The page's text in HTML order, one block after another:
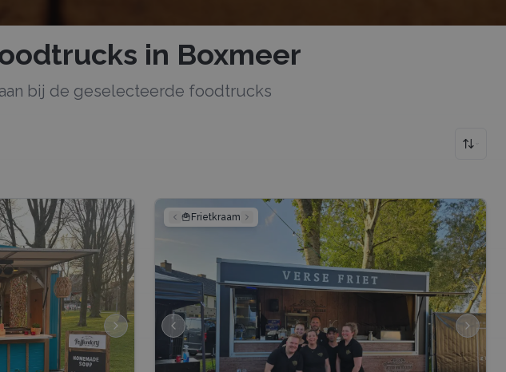
in Boxmeer
bij de geselecteerde foodtrucks
🍟 Frietkraam